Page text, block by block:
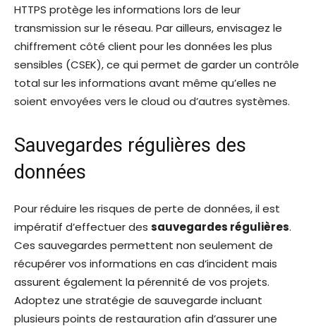
HTTPS protège les informations lors de leur
transmission sur le réseau. Par ailleurs, envisagez le
chiffrement côté client pour les données les plus
sensibles (CSEK), ce qui permet de garder un contrôle
total sur les informations avant même qu’elles ne
soient envoyées vers le cloud ou d’autres systèmes.
Sauvegardes régulières des
données
Pour réduire les risques de perte de données, il est
impératif d’effectuer des sauvegardes régulières.
Ces sauvegardes permettent non seulement de
récupérer vos informations en cas d’incident mais
assurent également la pérennité de vos projets.
Adoptez une stratégie de sauvegarde incluant
plusieurs points de restauration afin d’assurer une